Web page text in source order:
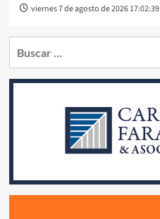
viernes 7 de agosto de 2026 17:02:39